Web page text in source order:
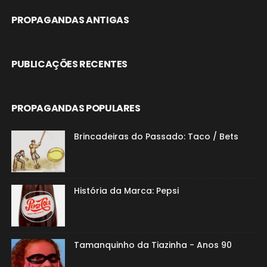
PROPAGANDAS ANTIGAS
PUBLICAÇÕES RECENTES
PROPAGANDAS POPULARES
Brincadeiras do Passado: Taco / Bets
História da Marca: Pepsi
Tamanquinho da Tiazinha - Anos 90